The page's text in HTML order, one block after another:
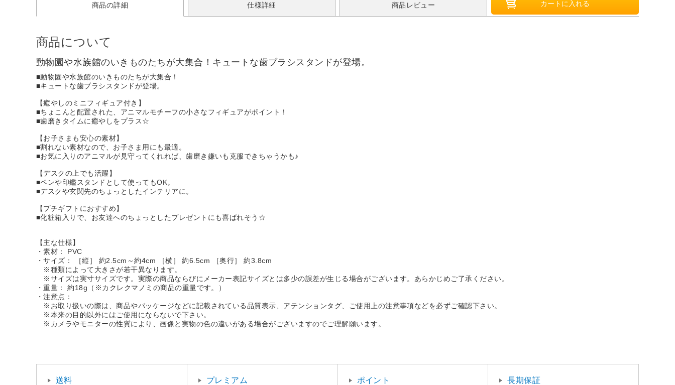
商品の詳細 仕様詳細 商品レビュー
商品について
動物園や水族館のいきものたちが大集合！キュートな歯ブラシスタンドが登場。
■動物園や水族館のいきものたちが大集合！
■キュートな歯ブラシスタンドが登場。
【癒やしのミニフィギュア付き】
■ちょこんと配置された、アニマルモチーフの小さなフィギュアがポイント！
■歯磨きタイムに癒やしをプラス☆
【お子さまも安心の素材】
■割れない素材なので、お子さま用にも最適。
■お気に入りのアニマルが見守ってくれれば、歯磨き嫌いも克服できちゃうかも♪
【デスクの上でも活躍】
■ペンや印鑑スタンドとして使ってもOK。
■デスクや玄関先のちょっとしたインテリアに。
【プチギフトにおすすめ】
■化粧箱入りで、お友達へのちょっとしたプレゼントにも喜ばれそう☆
【主な仕様】
・素材： PVC
・サイズ： ［縦］ 約2.5cm～約4cm ［横］ 約6.5cm ［奥行］ 約3.8cm
※種類によって大きさが若干異なります。
※サイズは実寸サイズです。実際の商品ならびにメーカー表記サイズとは多少の誤差が生じる場合がございます。あらかじめご了承ください。
・重量： 約18g（※カクレクマノミの商品の重量です。）
・注意点：
※お取り扱いの際は、商品やパッケージなどに記載されている品質表示、アテンションタグ、ご使用上の注意事項などを必ずご確認下さい。
※本来の目的以外にはご使用にならないで下さい。
※カメラやモニターの性質により、画像と実物の色の違いがある場合がございますのでご理解願います。
送料 プレミアム ポイント 長期保証